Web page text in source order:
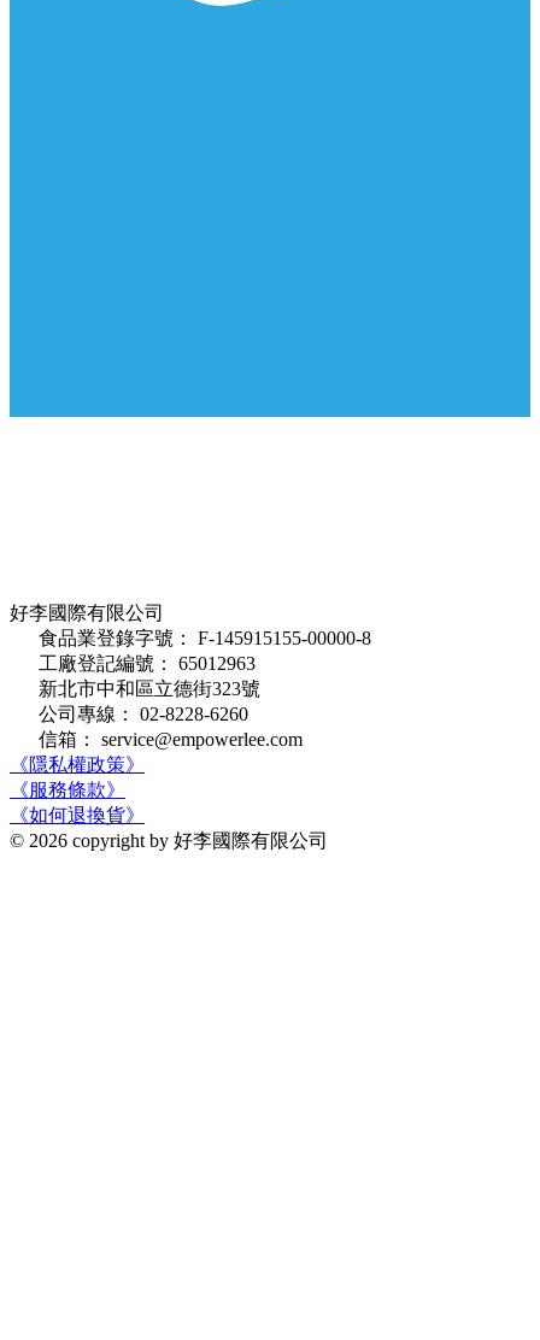
好李國際有限公司
食品業登錄字號： F-145915155-00000-8
工廠登記編號： 65012963
新北市中和區立德街323號
公司專線： 02-8228-6260
信箱： service@empowerlee.com
《隱私權政策》
《服務條款》
《如何退換貨》
© 2026 copyright by 好李國際有限公司